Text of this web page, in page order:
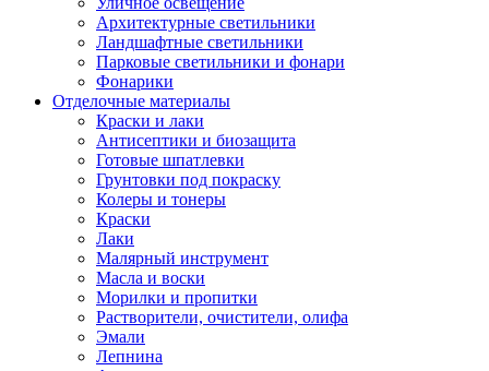
Архитектурные светильники
Ландшафтные светильники
Парковые светильники и фонари
Фонарики
Отделочные материалы
Краски и лаки
Антисептики и биозащита
Готовые шпатлевки
Грунтовки под покраску
Колеры и тонеры
Краски
Лаки
Малярный инструмент
Масла и воски
Морилки и пропитки
Растворители, очистители, олифа
Эмали
Лепнина